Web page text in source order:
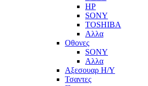
HP
SONY
TOSHIBA
Αλλα
Οθονες
SONY
Αλλα
Αξεσουαρ Η/Υ
Τσαντες